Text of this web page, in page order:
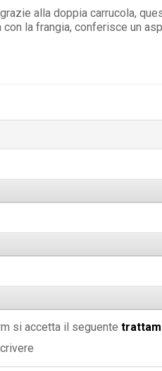
alla doppia carrucola,
con la frangia, conferisce un
si accetta il seguente